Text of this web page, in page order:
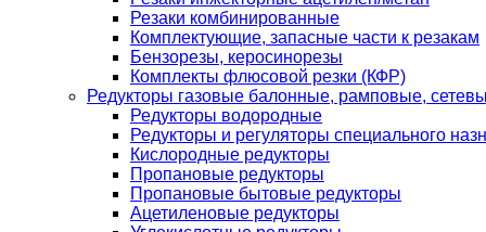
Резаки комбинированные
Комплектующие, запасные части к резакам
Бензорезы, керосинорезы
Комплекты флюсовой резки (КФР)
Редукторы газовые балонные, рамповые,
Редукторы водородные
Редукторы и регуляторы специального
Кислородные редукторы
Пропановые редукторы
Пропановые бытовые редукторы
Ацетиленовые редукторы